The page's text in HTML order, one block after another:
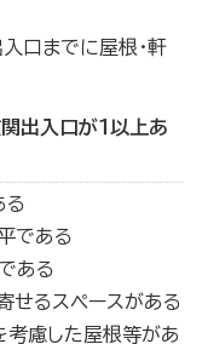
口までに屋根・軒
出入口が１以上あ
る
である
ある
せるスペースがある
考慮した屋根等があ